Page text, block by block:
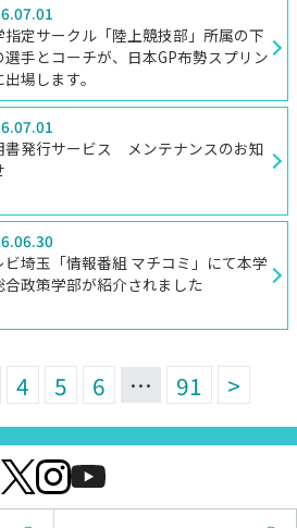
指定サークル「陸上競技部」所属の下
選手とコーチが、日本GP布勢スプリン
出場します。
書発行サービス メンテナンスのお知
ビ埼玉「情報番組 マチコミ」にて本学
合政策学部が紹介されました
4 5 6 … 91 >